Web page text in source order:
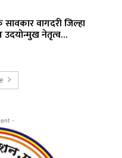
वागदरी जिल्हा
उदयोन्मुख नेतृत्व…
-